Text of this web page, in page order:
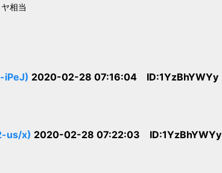
相当
iPeJ) 2020-02-28 07:16:04 ID:1YzBhYWYy
us/x) 2020-02-28 07:22:03 ID:1YzBhYWYy